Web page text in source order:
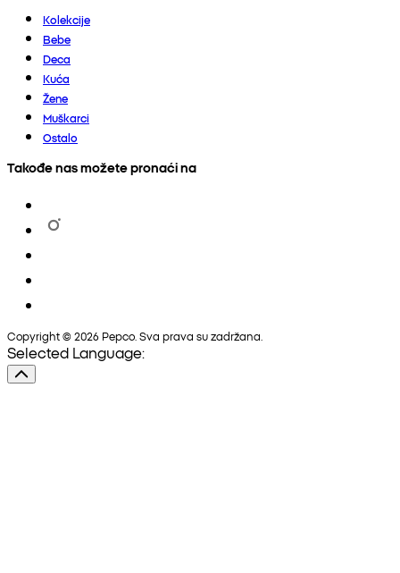
Kolekcije
Bebe
Deca
Kuća
Žene
Muškarci
Ostalo
Takođe nas možete pronaći na
Copyright © 2026 Pepco. Sva prava su zadržana.
Selected Language: